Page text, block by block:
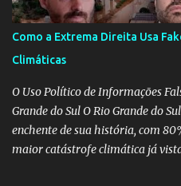
trazer mais problemas do que
afinal de contas como acreditar
ministro sem imaginar que ele
pessoais em uma pasta de
vida dos brasileiros. Evelin
Como a Extrema Direita Usa
Climáticas
O Uso Político de Informações
Grande do Sul O Rio Grande do
enchente de sua história, com
maior catástrofe climática já